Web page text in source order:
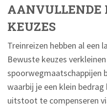
AANVULLENDE
KEUZES
Treinreizen hebben al een
Bewuste keuzes
spoorwegmaatschappijen
waarbij je een klein
uitstoot te compenseren